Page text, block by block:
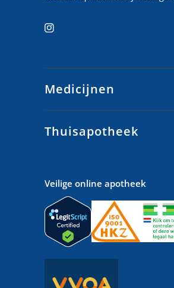
Medicijnen
Thuisapotheek
Veilige online apotheek